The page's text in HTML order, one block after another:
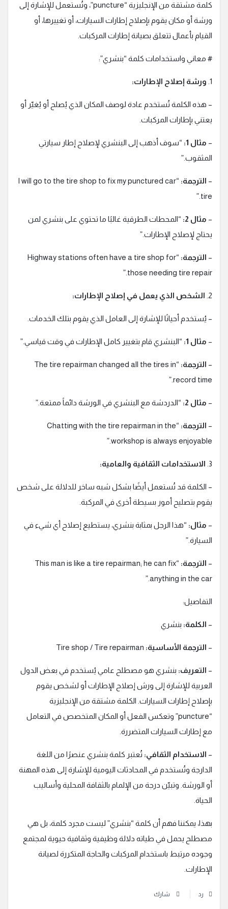
كلمة مشتقة من الإنجليزية “puncture”، وتُستعمل للإشارة إلى
ورشة أو مكان يقوم بإصلاح إطارات السيارات، أو تغييرها، أو
القيام بأعمال تتعلق بصيانة إطارات المركبات.
# معاني واستخدامات كلمة “بنشري”:
1. ورشة إصلاح الإطارات:
– هذه الكلمة تُستخدم عادة لوصف المكان الذي يُصلح أو يُغيّر أو
يعتني بإطارات المركبات.
– مثال 1:
“سوف أذهب إلى البنشري لإصلاح إطار سيارتي
المثقوب.”
– الترجمة: “I will go to the tire shop to fix my punctured car
tire.”
– مثال 2:
“المحطات الطرقية غالبًا ما تحتوي على بنشري لمن
يحتاج لإصلاح الإطارات.”
– الترجمة: “Highway stations often have a tire shop for
those needing tire repair.”
2. الشخص الذي يعمل في إصلاح الإطارات:
– يُستخدم أحيانًا للإشارة إلى العامل الذي يقوم بتلك الخدمات.
– مثال 1: “البنشري قام بتغيير كامل الإطارات في وقت قياسي.”
– الترجمة:
“The tire repairman changed all the tires in
record time.”
– مثال 2: “الدردشة مع البنشري في الورشة دائماً ممتعة.”
– الترجمة:
“Chatting with the tire repairman in the
workshop is always enjoyable.”
3. الاستخدامات الثقافية والعامية:
– الكلمة قد تُستعمل أيضًا بشكل شبه ساخر للدلالة على شخص
يقوم بتصليح أمور بسيطة أخرى في المركبة.
– مثال: “هذا الرجل بمثابة بنشري، يستطيع إصلاح أي شيء في
السيارة.”
– الترجمة: “This man is like a tire repairman; he can fix
anything in the car.”
التفاصيل:
– الكلمة: بنشري
– الترجمة الأساسية:
– التعريف: بنشري هو مصطلح عامي يُستخدم في بعض الدول
العربية للإشارة إلى ورش إصلاح الإطارات أو لشخص يقوم
بإصلاح إطارات السيارات. الكلمة مشتقة من الإنجليزية
“puncture” وتعكس الفعل أو المكان المتخصص في التعامل
مع إطارات السيارات المتضررة.
– الاستخدام الثقافي: تُعتبر كلمة بنشري عنصرًا من اللغة
الدارجة وتُستخدم في المحادثات اليومية للإشارة إلى هذه المهنة
أو الورشة. وتبيّن درجة من الإلمام بالثقافة المحلية وأساليب
الحياة.
بهذا، يمكننا فهم أن كلمة “بنشري” ليست مجرد كلمة، بل هي
مصطلح يحمل في طياته دلالة وظيفية وثقافية حيوية لمجتمع
وجوده مرتبط باستخدام المركبات والحاجة المتكررة لصيانة
الإطارات.
رد شارك